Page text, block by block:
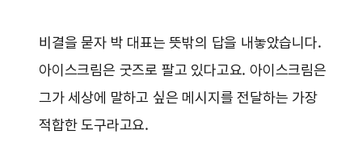
비결을 묻자 박 대표는 뜻밖의 답을 내놓았습니다.
아이스크림은 굿즈로 팔고 있다고요. 아이스크림은
그가 세상에 말하고 싶은 메시지를 전달하는 가장
적합한 도구라고요.